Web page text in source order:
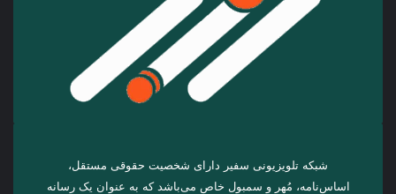
شبکه تلویزیونی سفیر دارای شخصیت حقوقی مستقل،
اساس‌نامه، مُهر و سمبول خاص می‌باشد که به عنوان یک رسانه